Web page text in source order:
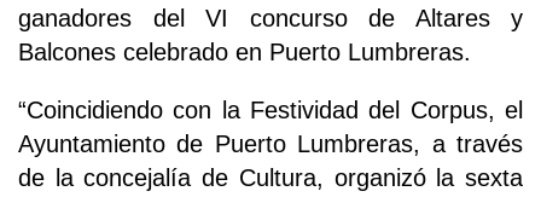
ganadores del VI concurso de Altares y
Balcones celebrado en Puerto Lumbreras.
“Coincidiendo con la Festividad del Corpus, el
Ayuntamiento de Puerto Lumbreras, a través
de la concejalía de Cultura, organizó la sexta